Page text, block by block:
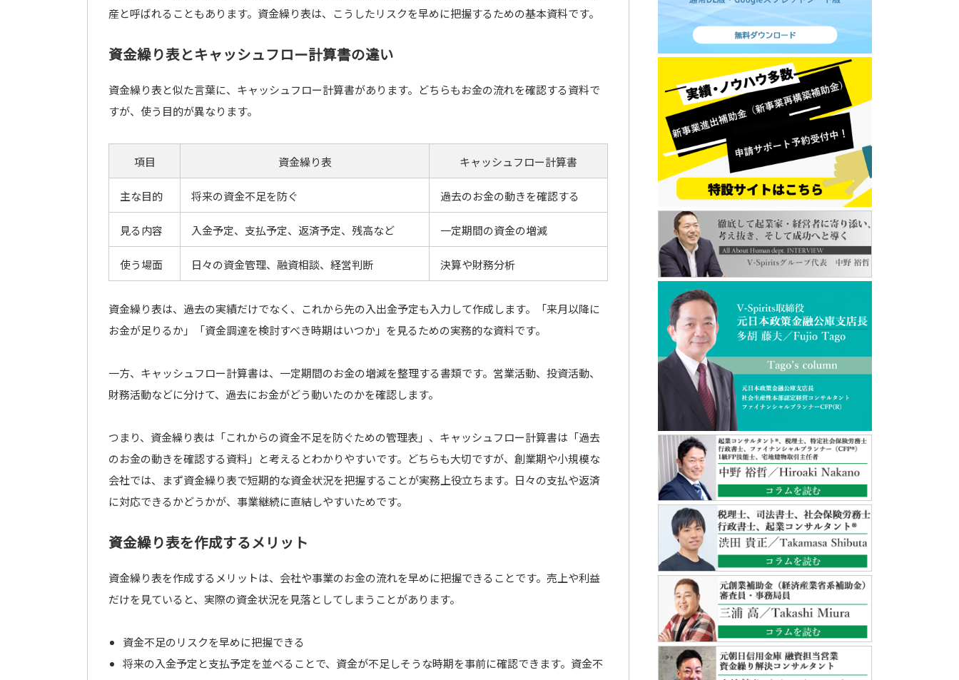
産と呼ばれることもあります。資金繰り表は、こうしたリスクを早めに把握するための基本資料です。
資金繰り表とキャッシュフロー計算書の違い
資金繰り表と似た言葉に、キャッシュフロー計算書があります。どちらもお金の流れを確認する資料で
すが、使う目的が異なります。
項目 資金繰り表 キャッシュフロー計算書
主な目的 将来の資金不足を防ぐ 過去のお金の動きを確認する
見る内容 入金予定、支払予定、返済予定、残高など 一定期間の資金の増減
使う場面 日々の資金管理、融資相談、経営判断 決算や財務分析
資金繰り表は、過去の実績だけでなく、これから先の入出金予定も入力して作成します。「来月以降に
お金が足りるか」「資金調達を検討すべき時期はいつか」を見るための実務的な資料です。
一方、キャッシュフロー計算書は、一定期間のお金の増減を整理する書類です。営業活動、投資活動、
財務活動などに分けて、過去にお金がどう動いたのかを確認します。
つまり、資金繰り表は「これからの資金不足を防ぐための管理表」、キャッシュフロー計算書は「過去
のお金の動きを確認する資料」と考えるとわかりやすいです。どちらも大切ですが、創業期や小規模な
会社では、まず資金繰り表で短期的な資金状況を把握することが実務上役立ちます。日々の支払や返済
に対応できるかどうかが、事業継続に直結しやすいためです。
資金繰り表を作成するメリット
資金繰り表を作成するメリットは、会社や事業のお金の流れを早めに把握できることです。売上や利益
だけを見ていると、実際の資金状況を見落としてしまうことがあります。
資金不足のリスクを早めに把握できる
将来の入金予定と支払予定を並べることで、資金が不足しそうな時期を事前に確認できます。資金不